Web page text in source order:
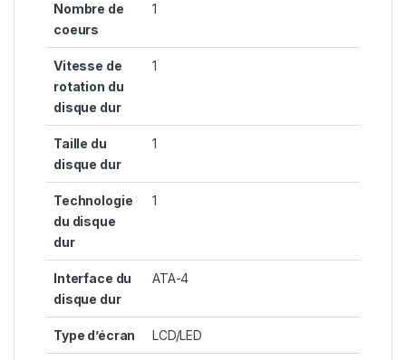
Nombre de
coeurs
1
Vitesse de
rotation du
disque dur
1
Taille du
disque dur
1
Technologie
du disque
dur
1
Interface du
disque dur
ATA-4
Type d’écran LCD/LED